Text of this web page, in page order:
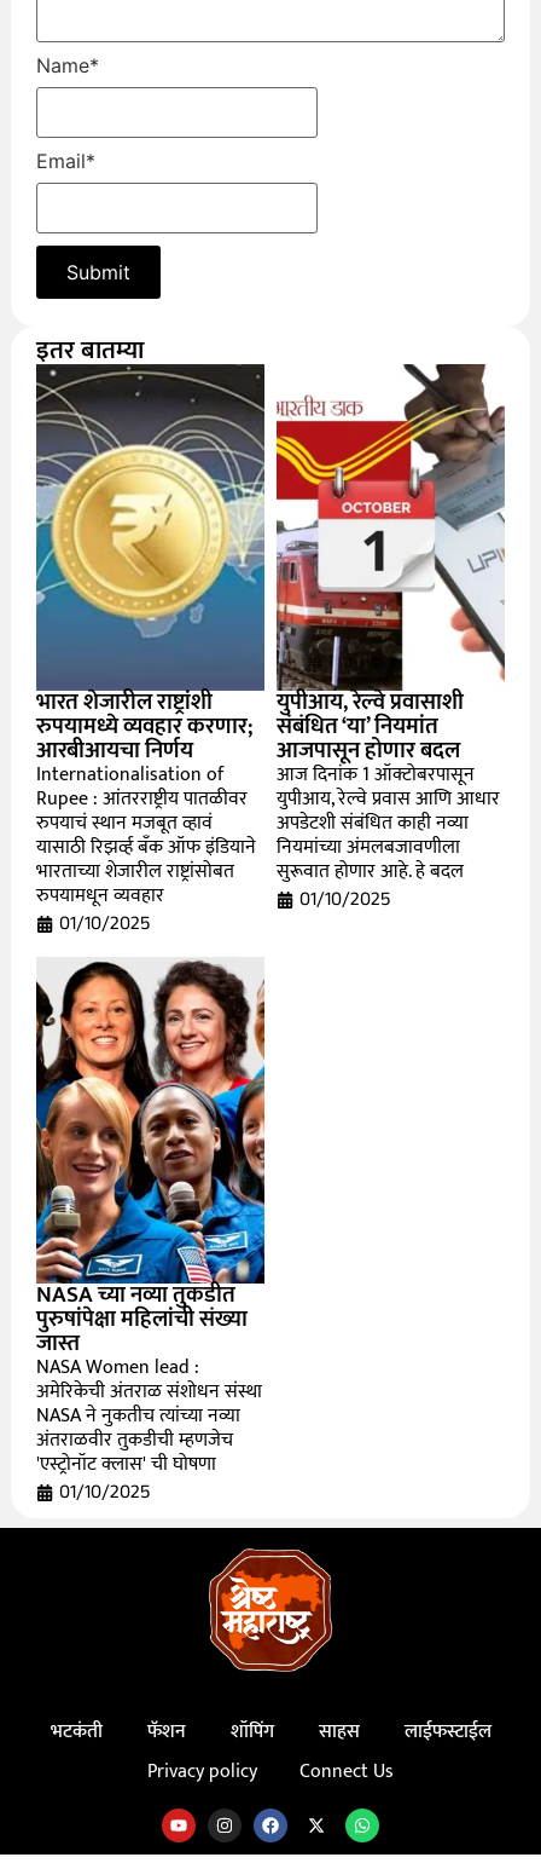
Name*
Email*
इतर बातम्या
भारत शेजारील राष्ट्रांशी
रुपयामध्ये व्यवहार करणार;
आरबीआयचा निर्णय
Internationalisation of
Rupee : आंतरराष्ट्रीय पातळीवर
रुपयाचं स्थान मजबूत व्हावं
यासाठी रिझर्व्ह बँक ऑफ इंडियाने
भारताच्या शेजारील राष्ट्रांसोबत
रुपयामधून व्यवहार
01/10/2025
युपीआय, रेल्वे प्रवासाशी
संबंधित ‘या’ नियमांत
आजपासून होणार बदल
आज दिनांक 1 ऑक्टोबरपासून
युपीआय, रेल्वे प्रवास आणि आधार
अपडेटशी संबंधित काही नव्या
नियमांच्या अंमलबजावणीला
सुरूवात होणार आहे. हे बदल
01/10/2025
NASA च्या नव्या तुकडीत
पुरुषांपेक्षा महिलांची संख्या
जास्त
NASA Women lead :
अमेरिकेची अंतराळ संशोधन संस्था
NASA ने नुकतीच त्यांच्या नव्या
अंतराळवीर तुकडीची म्हणजेच
'एस्ट्रोनॉट क्लास' ची घोषणा
01/10/2025
भटकंती फॅशन शॉपिंग साहस
लाईफस्टाईल
Privacy policy
Connect Us